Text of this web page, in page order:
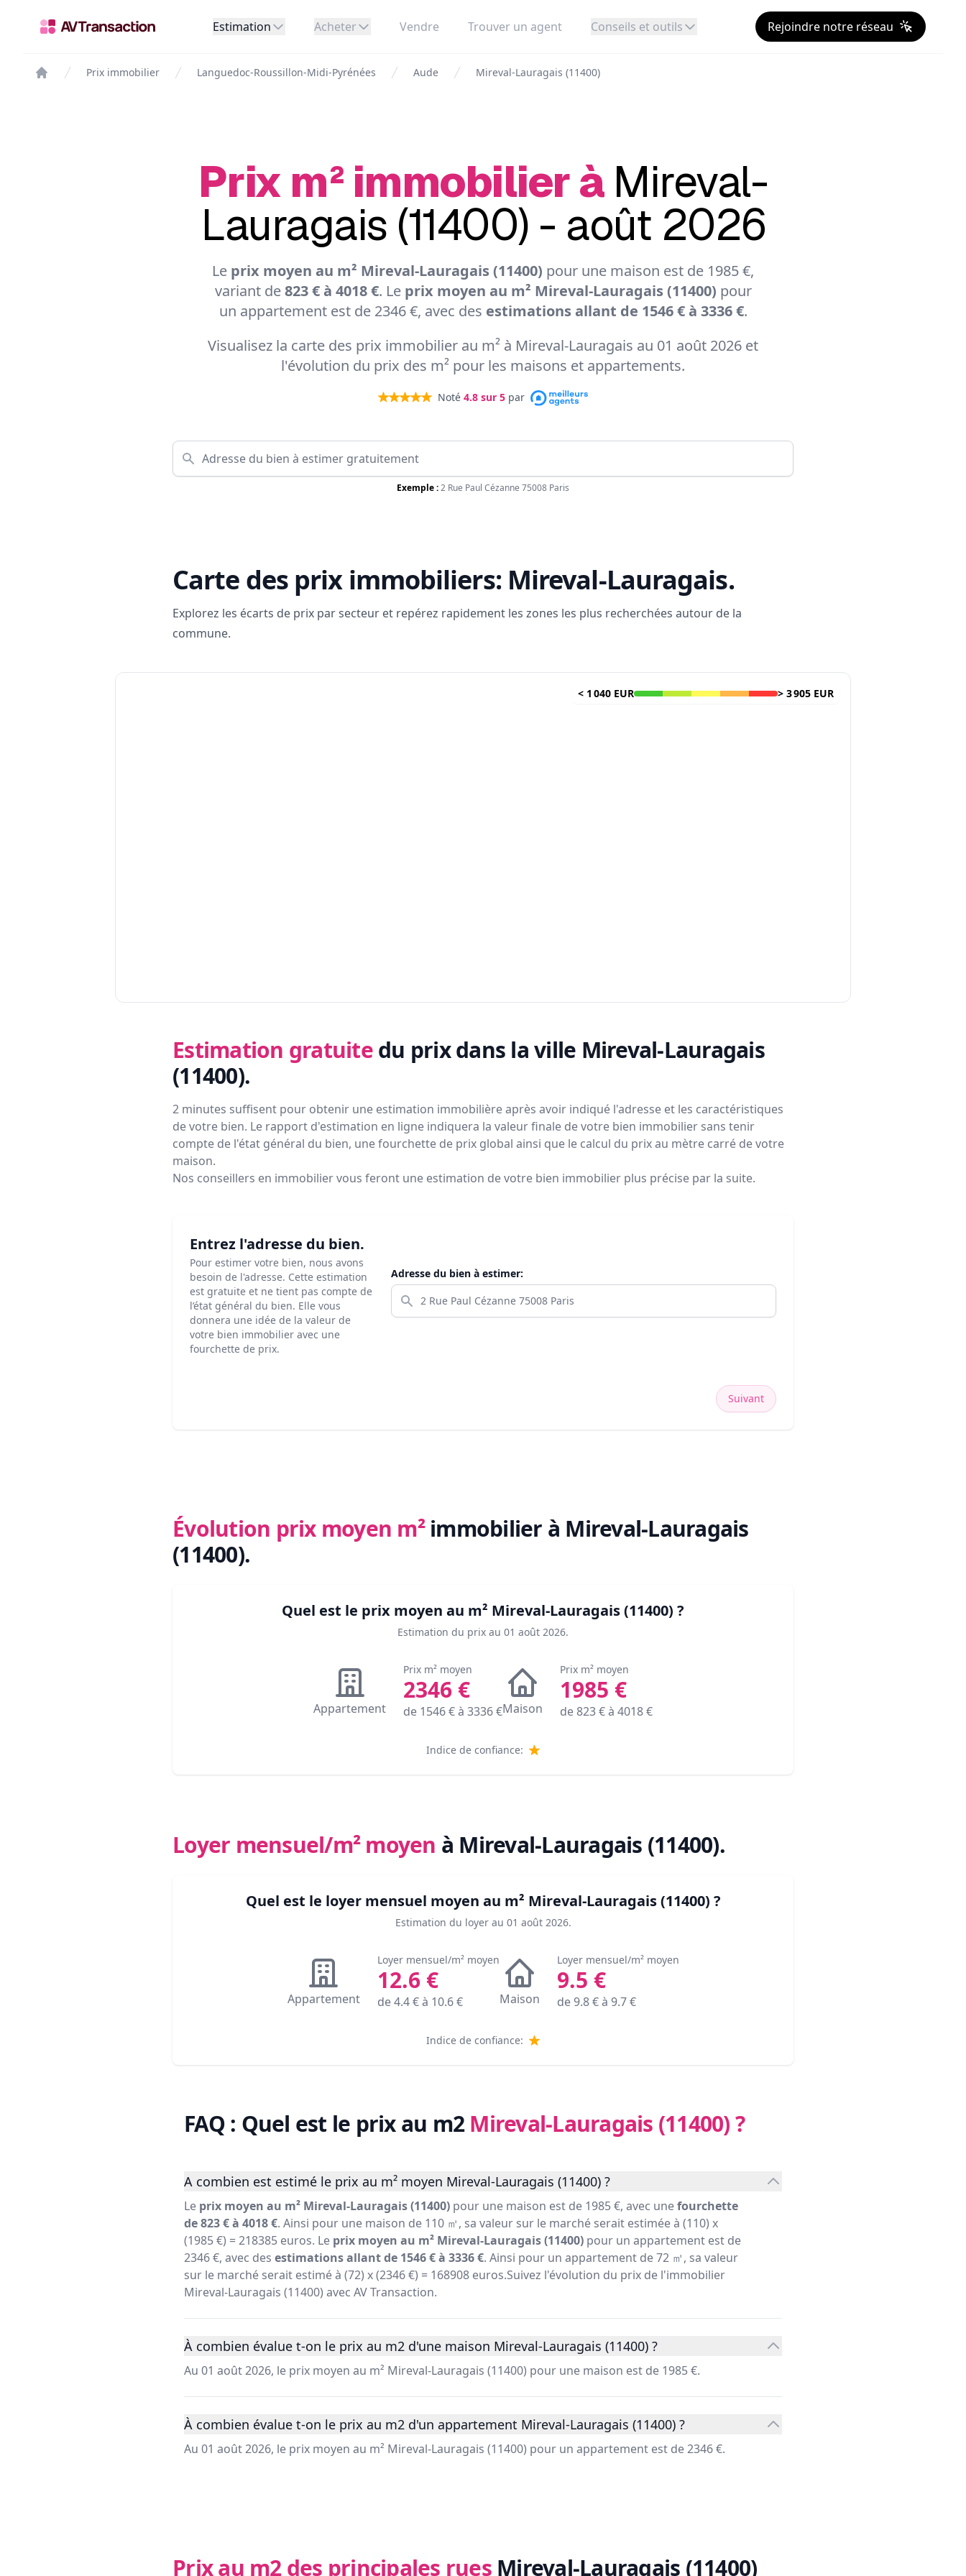
Estimation Acheter Vendre Trouver un agent Conseils et outils Rejoindre notre réseau
Prix immobilier Languedoc-Roussillon-Midi-Pyrénées Aude Mireval-Lauragais (11400)
Prix m² immobilier à Mireval-
Lauragais (11400) - août 2026
Le prix moyen au m² Mireval-Lauragais (11400) pour une maison est de 1985 €,
variant de823 € à 4018 €. Le prix moyen au m² Mireval-Lauragais (11400) pour
un appartement est de 2346 €, avec des estimations allant de 1546 € à 3336 €.
Visualisez la carte des prix immobilier au m² à Mireval-Lauragais au 01 août 2026 et
l'évolution du prix des m² pour les maisons et appartements.
Noté 4.8 sur 5 par
Exemple :2 Rue Paul Cézanne 75008 Paris
Carte des prix immobiliers: Mireval-Lauragais.
Explorez les écarts de prix par secteur et repérez rapidement les zones les plus recherchées autour de la
commune.
< 1 040 EUR > 3 905 EUR
Estimation gratuite du prixdans la ville Mireval-Lauragais
(11400).
2 minutes suffisent pour obtenir une estimation immobilière après avoir indiqué l'adresse et les caractéristiques
de votre bien. Le rapport d'estimation en ligne indiquera la valeur finale de votre bien immobilier sans tenir
compte de l'état général du bien, une fourchette de prix global ainsi que le calcul du prix au mètre carré de votre
maison.
Nos conseillers en immobilier vous feront une estimation de votre bien immobilier plus précise par la suite.
Entrez l'adresse du bien.
Pour estimer votre bien, nous avons
besoin de l'adresse. Cette estimation
est gratuite et ne tient pas compte de
l’état général du bien. Elle vous
donnera une idée de la valeur de
votre bien immobilier avec une
fourchette de prix.
Adresse du bien à estimer:
Suivant
Évolution prix moyen m² immobilier à Mireval-Lauragais
(11400).
Quel est le prix moyen au m² Mireval-Lauragais (11400) ?
Estimation du prix au 01 août 2026.
Appartement
Prix m² moyen
2346 €
de 1546€ à 3336€Maison
Prix m² moyen
1985 €
de823€ à 4018€
Indice de confiance:
Loyer mensuel/m² moyen à Mireval-Lauragais (11400).
Quel est le loyer mensuel moyen au m² Mireval-Lauragais (11400) ?
Estimation du loyer au 01 août 2026.
Appartement
Loyer mensuel/m² moyen
12.6€
de4.4€ à 10.6€ Maison
Loyer mensuel/m² moyen
9.5 €
de9.8€ à 9.7€
Indice de confiance:
FAQ : Quel est le prix au m2Mireval-Lauragais (11400)?
A combien est estimé le prix au m² moyen Mireval-Lauragais (11400) ?
Le prix moyen au m² Mireval-Lauragais (11400) pour une maison est de 1985 €, avec unefourchette
de 823 € à 4018 €. Ainsi pour une maison de 110 ㎡, sa valeur sur le marché serait estimée à (110) x
(1985 €) = 218385 euros. Le prix moyen au m² Mireval-Lauragais (11400) pour un appartement est de
2346 €, avec des estimations allant de 1546 € à 3336 €. Ainsi pour un appartement de 72 ㎡, sa valeur
sur le marché serait estimé à (72) x (2346 €) = 168908 euros.Suivez l'évolution du prix de l'immobilier
Mireval-Lauragais (11400) avec AV Transaction.
À combien évalue t-on le prix au m2 d'une maison Mireval-Lauragais (11400) ?
Au 01 août 2026, le prix moyen au m² Mireval-Lauragais (11400) pour une maison est de 1985 €.
À combien évalue t-on le prix au m2 d'un appartement Mireval-Lauragais (11400) ?
Au 01 août 2026, le prix moyen au m² Mireval-Lauragais (11400) pour un appartement est de 2346 €.
Prix au m2 des principales rues Mireval-Lauragais (11400)